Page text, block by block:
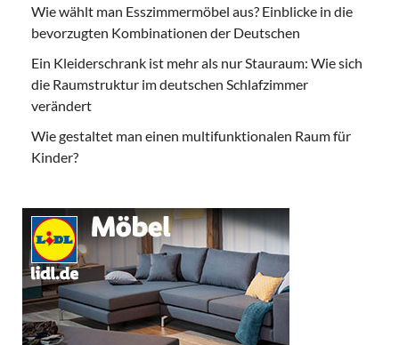
Wie wählt man Esszimmermöbel aus? Einblicke in die
bevorzugten Kombinationen der Deutschen
Ein Kleiderschrank ist mehr als nur Stauraum: Wie sich
die Raumstruktur im deutschen Schlafzimmer
verändert
Wie gestaltet man einen multifunktionalen Raum für
Kinder?